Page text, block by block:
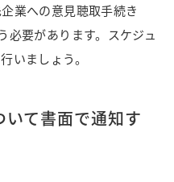
業への意見聴取手続き
必要があります。スケジュ
いましょう。
て書面で通知す